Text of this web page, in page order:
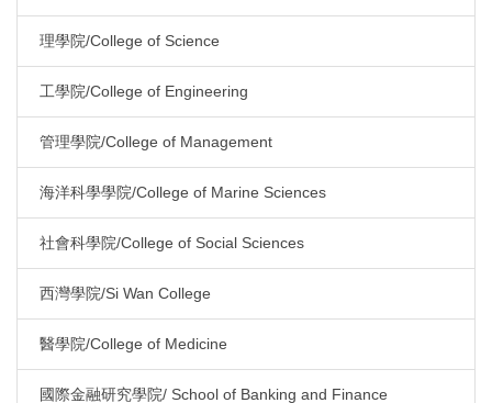
理學院/College of Science
工學院/College of Engineering
管理學院/College of Management
海洋科學學院/College of Marine Sciences
社會科學院/College of Social Sciences
西灣學院/Si Wan College
醫學院/College of Medicine
國際金融研究學院/ School of Banking and Finance